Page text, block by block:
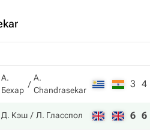
А.
Бехар
A.
Chandrasekar
3 4
Д. Кэш Л. Гласспол 6 6